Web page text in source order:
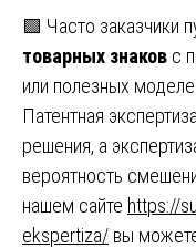
🟩 Часто заказчики
товарных знаков с
или полезных
Патентная
решения, а
вероятность
нашем сайте https://
ekspertiza/ вы